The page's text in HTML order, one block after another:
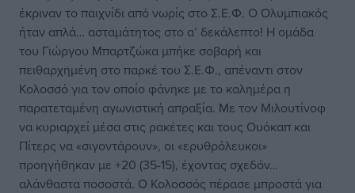
έκριναν το παιχνίδι από νωρίς στο Σ.Ε.Φ. Ο Ολυμπιακός
ήταν απλά… ασταμάτητος στο α’ δεκάλεπτο! Η ομάδα
του Γιώργου Μπαρτζώκα μπήκε σοβαρή και
πειθαρχημένη στο παρκέ του Σ.Ε.Φ., απέναντι στον
Κολοσσό για τον οποίο φάνηκε με το καλημέρα η
παρατεταμένη αγωνιστική απραξία. Με τον Μιλουτίνοφ
να κυριαρχεί μέσα στις ρακέτες και τους Ουόκαπ και
Πίτερς να «σιγοντάρουν», οι «ερυθρόλευκοι»
προηγήθηκαν με +20 (35-15), έχοντας σχεδόν…
αλάνθαστα ποσοστά. Ο Κολοσσός πέρασε μπροστά για